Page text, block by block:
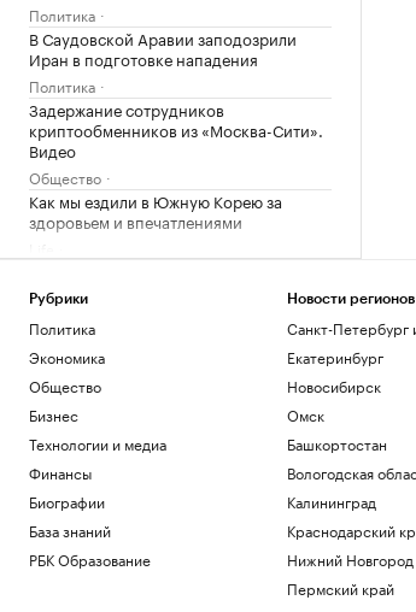
Политика
В Саудовской Аравии заподозрили
Иран в подготовке нападения
Политика
Задержание сотрудников
криптообменников из «Москва-Сити».
Видео
Общество
Как мы ездили в Южную Корею за
здоровьем и впечатлениями
боеприпасов «сводят с ума» Трампа
Политика
Глава Тувы Ховалыг включил Нарусову в
список кандидатов в Совет Федерации
Политика
В США отложили принятие закона о
крипторынке CLARITY Act до осени
Агент лучшего игрока ЧМ-2026
сообщил о его решении перейти в
«Барселону»
Спорт
Дню строителя — 70: как отмечают
юбилей и главные рекорды отрасли
Рубрики
Политика
Экономика
Общество
Бизнес
Технологии и медиа
Финансы
Биографии
База знаний
РБК Образование
Новости регионов
Санкт-Петербург
Екатеринбург
Новосибирск
Омск
Башкортостан
Вологодская
Калининград
Краснодарский
Нижний Новгород
Пермский край